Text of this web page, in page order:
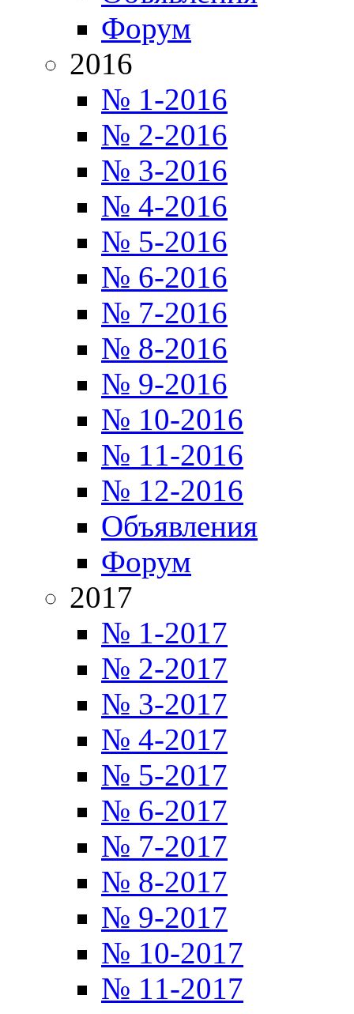
Форум
2016
№ 1-2016
№ 2-2016
№ 3-2016
№ 4-2016
№ 5-2016
№ 6-2016
№ 7-2016
№ 8-2016
№ 9-2016
№ 10-2016
№ 11-2016
№ 12-2016
Объявления
Форум
2017
№ 1-2017
№ 2-2017
№ 3-2017
№ 4-2017
№ 5-2017
№ 6-2017
№ 7-2017
№ 8-2017
№ 9-2017
№ 10-2017
№ 11-2017